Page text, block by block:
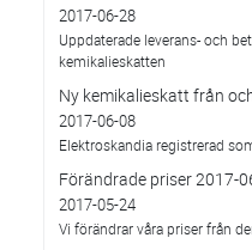
2017-06-28
Uppdaterade leverans- och
kemikalieskatten
Ny kemikalieskatt från
2017-06-08
Elektroskandia registrerad
Förändrade priser 2017-
2017-05-24
Vi förändrar våra priser från